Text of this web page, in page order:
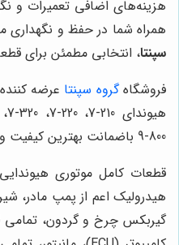
هزینه‌های اضافی تعمیرات و
همراه شما در حفظ و
سپنتا، انتخابی مطمئن برای
فروشگاهگروه سپنتا عرضه
800-9 باضمانت بهترین کیفیت و نازلترین قیمت است.
قطعات کامل موتوری
هیدرولیک اعم از پمپ مادر،
گیربکس چرخ و گردون، تمامی